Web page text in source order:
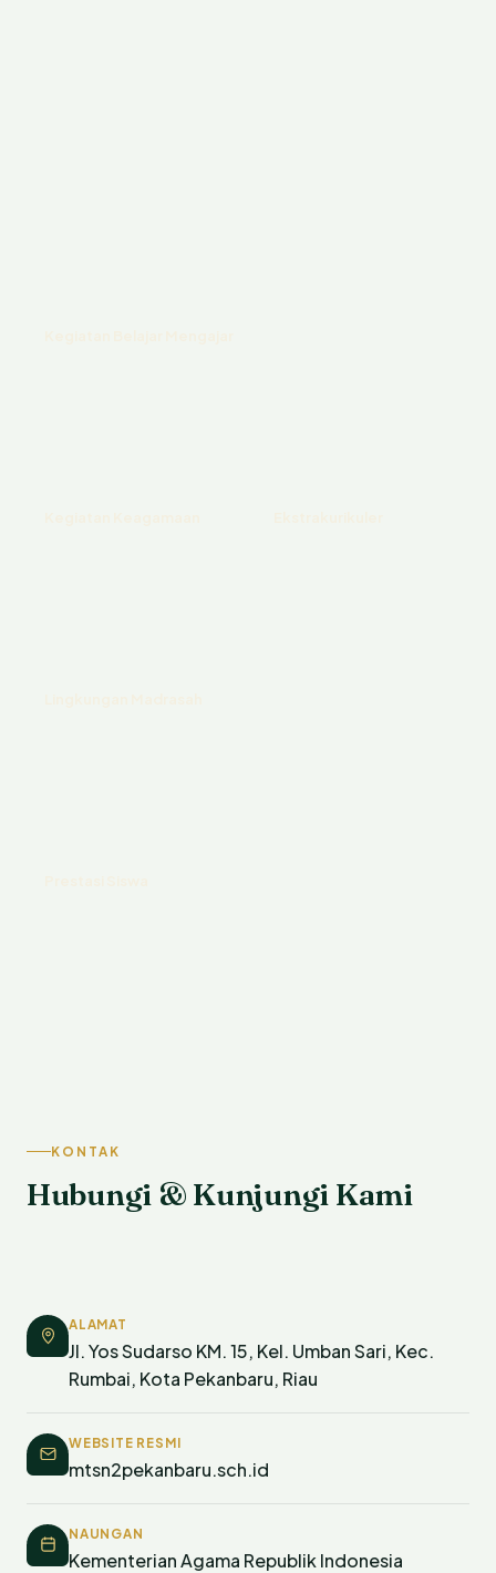
KONTAK
Hubungi & Kunjungi Kami
ALAMAT
Jl. Yos Sudarso KM. 15, Kel. Umban Sari, Kec.
Rumbai, Kota Pekanbaru, Riau
WEBSITE RESMI
mtsn2pekanbaru.sch.id
NAUNGAN
Kementerian Agama Republik Indonesia